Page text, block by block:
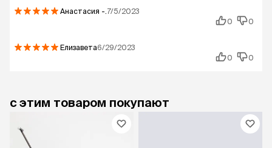
Анастасия -. 7/5/2023
0
0
Елизавета6/29/2023
0
0
с этим товаром покупают